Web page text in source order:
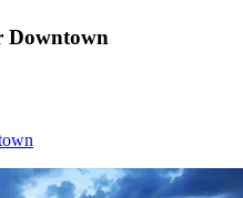
Downtown